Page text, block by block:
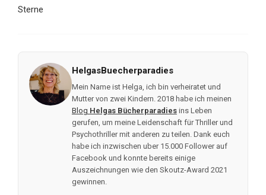
Sterne
HelgasBuecherparadies
Mein Name ist Helga, ich bin verheiratet und
Mutter von zwei Kindern. 2018 habe ich meinen
Blog Helgas Bücherparadiesins Leben
gerufen, um meine Leidenschaft für Thriller und
Psychothriller mit anderen zu teilen. Dank euch
habe ich inzwischen uber 15.000 Follower auf
Facebook und konnte bereits einige
Auszeichnungen wie den Skoutz-Award 2021
gewinnen.